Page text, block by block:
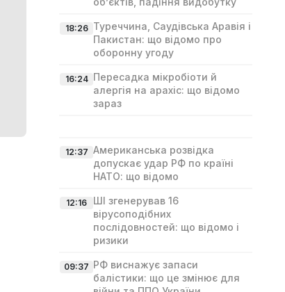
18:26 Туреччина, Саудівська Аравія і
Пакистан: що відомо про
оборонну угоду
16:24 Пересадка мікробіоти й
алергія на арахіс: що відомо
зараз
12:37 Американська розвідка
допускає удар РФ по країні
НАТО: що відомо
12:16
ШІ згенерував 16
вірусоподібних
послідовностей: що відомо і
ризики
09:37 РФ виснажує запаси
балістики: що це змінює для